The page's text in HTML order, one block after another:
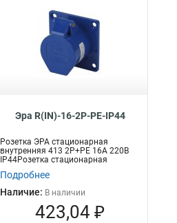
Эра R(IN)-16-2P-PE-IP44
Розетка ЭРА стационарная
внутренняя 413 2Р+РЕ 16А 220В
IP44Розетка стационарная
внутренняя 2Р+Р...
Подробнее
Наличие: В наличии
423,04 ₽